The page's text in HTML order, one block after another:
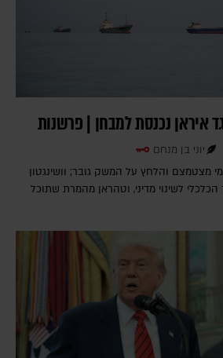
איראן נכנסת למבחן | פרשנות
יוני בן מנחם
מצטמצם והלחץ על המשק גובר; וושינגטון
לשינוי מדיני, וטהראן מהמרת שתוכל